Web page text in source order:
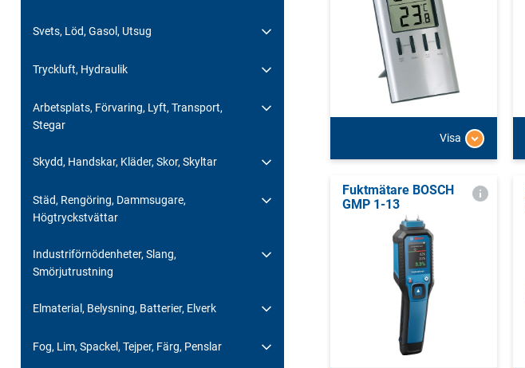
Svets, Löd, Gasol, Utsug
Tryckluft, Hydraulik
Arbetsplats, Förvaring, Lyft, Transport,
Stegar
Skydd, Handskar, Kläder, Skor, Skyltar
Städ, Rengöring, Dammsugare,
Högtryckstvättar
Industriförnödenheter, Slang,
Smörjutrustning
Elmaterial, Belysning, Batterier, Elverk
Fog, Lim, Spackel, Tejper, Färg, Penslar
Visa
Fuktmätare BOSCH
GMP 1-13